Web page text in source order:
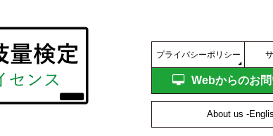
プライバシーポリシー
Webからのお
About us -